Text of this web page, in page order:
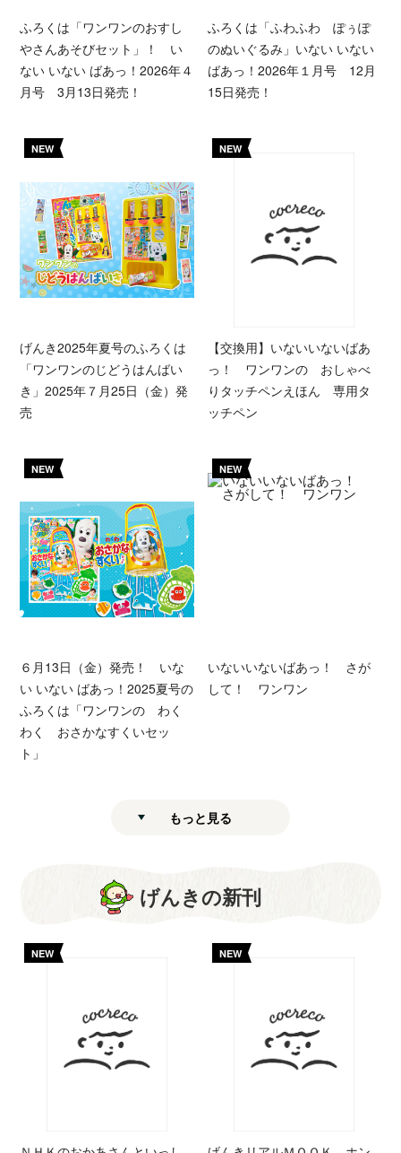
ふろくは「ワンワンのおすし
やさんあそびセット」！ い
ない いない ばあっ！2026年４
月号 3月13日発売！
ふろくは「ふわふわ ぽぅぽ
のぬいぐるみ」いない いない
ばあっ！2026年１月号 12月
15日発売！
NEW
げんき2025年夏号のふろくは
「ワンワンのじどうはんばい
き」2025年７月25日（金）発
売
NEW
【交換用】いないいないばあ
っ！ ワンワンの おしゃべ
りタッチペンえほん 専用タ
ッチペン
NEW
６月13日（金）発売！ いな
い いない ばあっ！2025夏号の
ふろくは「ワンワンの わく
わく おさかなすくいセッ
ト」
NEW
いないいないばあっ！ さが
して！ ワンワン
もっと見る
げんきの新刊
NEW NEW